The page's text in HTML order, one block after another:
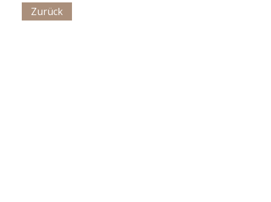
Zurück